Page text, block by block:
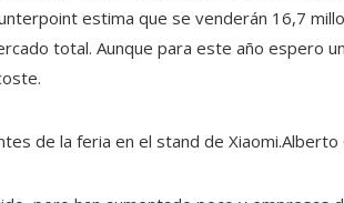
estima que se venderán 16,7
total. Aunque para este año espero
de la feria en el stand de Xiaomi.Alberto